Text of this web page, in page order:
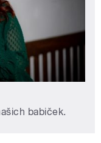
babiček.